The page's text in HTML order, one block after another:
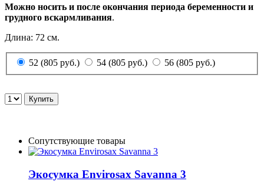
Можно носить и после окончания периода беременности и
грудного вскармливания.
Длина: 72 см.
52 (805 руб.) 54 (805 руб.) 56 (805 руб.)
Сопутствующие товары
Экосумка Envirosax Savanna 3